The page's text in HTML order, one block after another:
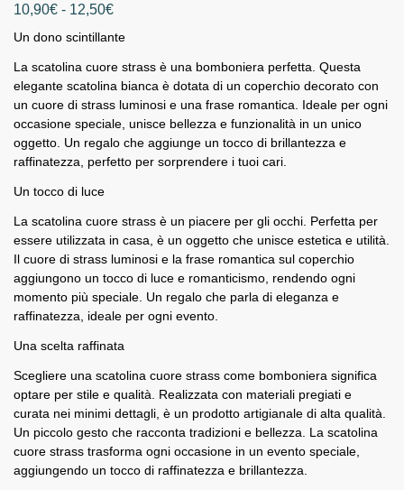
10,90€ - 12,50€
Un dono scintillante
La scatolina cuore strass è una bomboniera perfetta. Questa
elegante scatolina bianca è dotata di un coperchio decorato con
un cuore di strass luminosi e una frase romantica. Ideale per ogni
occasione speciale, unisce bellezza e funzionalità in un unico
oggetto. Un regalo che aggiunge un tocco di brillantezza e
raffinatezza, perfetto per sorprendere i tuoi cari.
Un tocco di luce
La scatolina cuore strass è un piacere per gli occhi. Perfetta per
essere utilizzata in casa, è un oggetto che unisce estetica e utilità.
Il cuore di strass luminosi e la frase romantica sul coperchio
aggiungono un tocco di luce e romanticismo, rendendo ogni
momento più speciale. Un regalo che parla di eleganza e
raffinatezza, ideale per ogni evento.
Una scelta raffinata
Scegliere una scatolina cuore strass come bomboniera significa
optare per stile e qualità. Realizzata con materiali pregiati e
curata nei minimi dettagli, è un prodotto artigianale di alta qualità.
Un piccolo gesto che racconta tradizioni e bellezza. La scatolina
cuore strass trasforma ogni occasione in un evento speciale,
aggiungendo un tocco di raffinatezza e brillantezza.